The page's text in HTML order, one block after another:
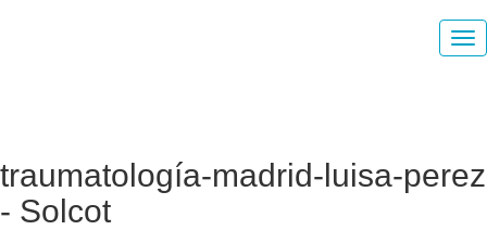
traumatología-madrid-luisa-perez
- Solcot